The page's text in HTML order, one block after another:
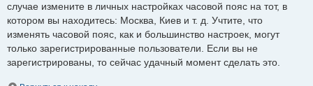
случае измените в личных настройках часовой пояс на тот, в
котором вы находитесь: Москва, Киев и т. д. Учтите, что
изменять часовой пояс, как и большинство настроек, могут
только зарегистрированные пользователи. Если вы не
зарегистрированы, то сейчас удачный момент сделать это.